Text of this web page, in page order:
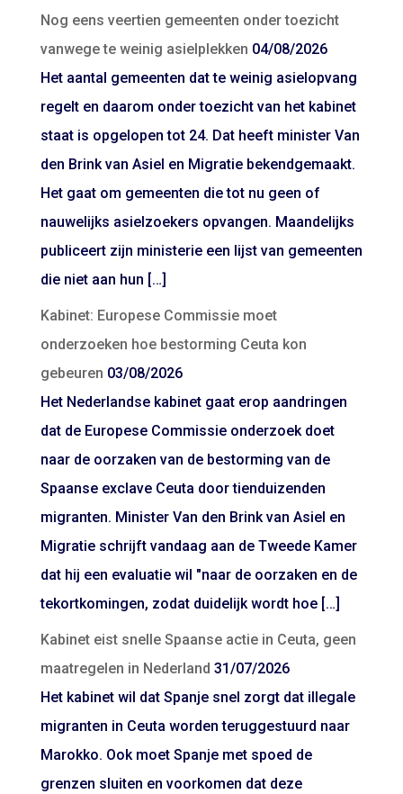
Nog eens veertien gemeenten onder toezicht
vanwege te weinig asielplekken 04/08/2026
Het aantal gemeenten dat te weinig asielopvang
regelt en daarom onder toezicht van het kabinet
staat is opgelopen tot 24. Dat heeft minister Van
den Brink van Asiel en Migratie bekendgemaakt.
Het gaat om gemeenten die tot nu geen of
nauwelijks asielzoekers opvangen. Maandelijks
publiceert zijn ministerie een lijst van gemeenten
die niet aan hun […]
Kabinet: Europese Commissie moet
onderzoeken hoe bestorming Ceuta kon
gebeuren 03/08/2026
Het Nederlandse kabinet gaat erop aandringen
dat de Europese Commissie onderzoek doet
naar de oorzaken van de bestorming van de
Spaanse exclave Ceuta door tienduizenden
migranten. Minister Van den Brink van Asiel en
Migratie schrijft vandaag aan de Tweede Kamer
dat hij een evaluatie wil "naar de oorzaken en de
tekortkomingen, zodat duidelijk wordt hoe […]
Kabinet eist snelle Spaanse actie in Ceuta, geen
maatregelen in Nederland 31/07/2026
Het kabinet wil dat Spanje snel zorgt dat illegale
migranten in Ceuta worden teruggestuurd naar
Marokko. Ook moet Spanje met spoed de
grenzen sluiten en voorkomen dat deze